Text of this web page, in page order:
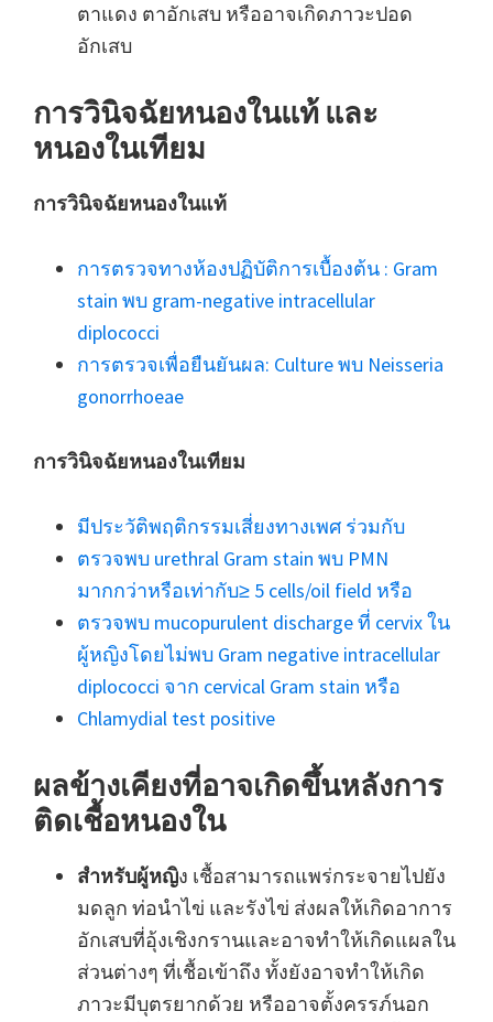
ตาแดง ตาอักเสบ หรืออาจเกิดภาวะปอด
อักเสบ
การวินิจฉัยหนองในแท้ และ
หนองในเทียม
การวินิจฉัยหนองในแท้
การตรวจทางห้องปฏิบัติการเบื้องต้น : Gram
stain พบ gram-negative intracellular
diplococci
การตรวจเพื่อยืนยันผล: Culture พบ Neisseria
gonorrhoeae
การวินิจฉัยหนองในเทียม
มีประวัติพฤติกรรมเสี่ยงทางเพศ ร่วมกับ
ตรวจพบ urethral Gram stain พบ PMN
มากกว่าหรือเท่ากับ≥ 5 cells/oil field หรือ
ตรวจพบ mucopurulent discharge ที่ cervix ใน
ผู้หญิงโดยไม่พบ Gram negative intracellular
diplococci จาก cervical Gram stain หรือ
Chlamydial test positive
ผลข้างเคียงที่อาจเกิดขึ้นหลังการ
ติดเชื้อหนองใน
สำหรับผู้หญิง เชื้อสามารถแพร่กระจายไปยัง
มดลูก ท่อนำไข่ และรังไข่ ส่งผลให้เกิดอาการ
อักเสบที่อุ้งเชิงกรานและอาจทำให้เกิดแผลใน
ส่วนต่างๆ ที่เชื้อเข้าถึง ทั้งยังอาจทำให้เกิด
ภาวะมีบุตรยากด้วย หรืออาจตั้งครรภ์นอก